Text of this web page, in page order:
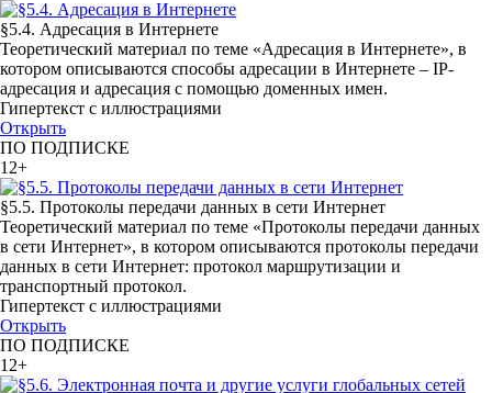
§5.4. Адресация в Интернете
Теоретический материал по теме «Адресация в Интернете», в
котором описываются способы адресации в Интернете – IP-
адресация и адресация с помощью доменных имен.
Гипертекст с иллюстрациями
Открыть
ПО ПОДПИСКЕ
12+
§5.5. Протоколы передачи данных в сети Интернет
Теоретический материал по теме «Протоколы передачи данных
в сети Интернет», в котором описываются протоколы передачи
данных в сети Интернет: протокол маршрутизации и
транспортный протокол.
Гипертекст с иллюстрациями
Открыть
ПО ПОДПИСКЕ
12+